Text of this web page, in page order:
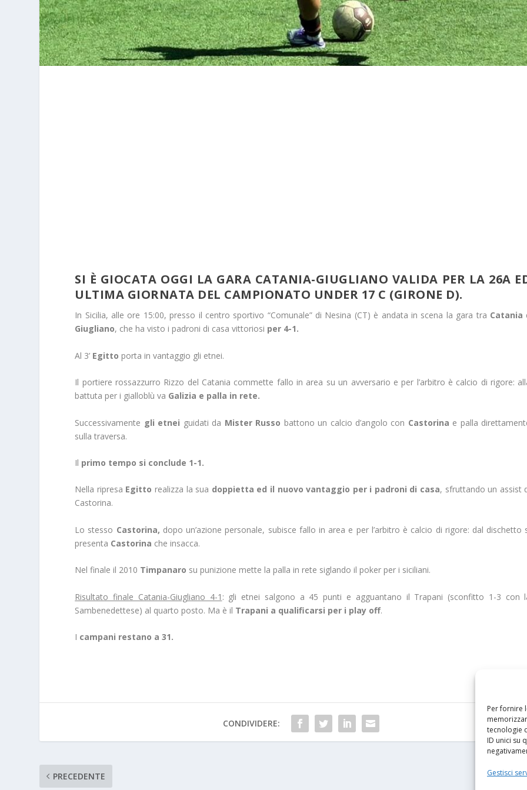
Per fornire
tecnologie
ID unici su
Gestisci
SI È GIOCATA OGGI LA GARA CATANIA-GIUGLIANO VALIDA PER LA 26A
ULTIMA GIORNATA DEL CAMPIONATO UNDER 17 C (GIRONE D).
In Sicilia, alle ore 15:00, presso il centro sportivo “Comunale” di Nesina (CT) è andata in scena la gara tra Catania
Giugliano, che ha visto i padroni di casa vittoriosi per 4-1.
Al 3’ Egitto porta in vantaggio gli etnei.
Il portiere rossazzurro Rizzo del Catania commette fallo in area su un avversario e per l’arbitro è calcio di rigore:
battuta per i gialloblù va Galizia e palla in rete.
Successivamente gli etnei guidati da Mister Russo battono un calcio d’angolo con Castorina e palla
sulla traversa.
Il primo tempo si conclude 1-1.
Nella ripresa Egitto realizza la sua doppietta ed il nuovo vantaggio per i padroni di casa, sfruttando un assist
Castorina.
Lo stesso Castorina, dopo un’azione personale, subisce fallo in area e per l’arbitro è calcio di rigore: dal dischetto
presenta Castorina che insacca.
Nel finale il 2010 Timpanaro su punizione mette la palla in rete siglando il poker per i siciliani.
Risultato finale Catania-Giugliano 4-1 : gli etnei salgono a 45 punti e agguantano il Trapani (sconfitto 1-3 con
Sambenedettese) al quarto posto. Ma è il Trapani a qualificarsi per i play off.
I campani restano a 31.
CONDIVIDERE:
PRECEDENTE